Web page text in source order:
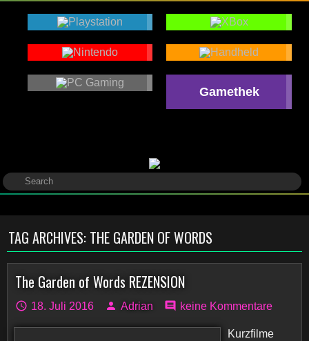
Gamethek
TAG ARCHIVES: THE GARDEN OF WORDS
The Garden of Words REZENSION
18. Juli 2016 Adrian keine Kommentare
Kurzfilme